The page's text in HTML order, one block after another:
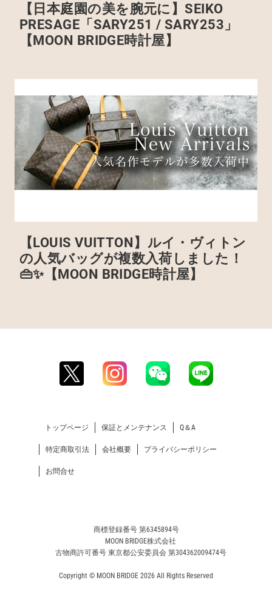
【日本庭園の美を腕元に】SEIKO
PRESAGE「SARY251 / SARY253」
【MOON BRIDGE時計屋】
【LOUIS VUITTON】ルイ・ヴィトン
の人気バッグが複数入荷しました！
👜✨️【MOON BRIDGE時計屋】
トップページ 保証とメンテナンス Q＆A
特定商取引法 会社概要 プライバシーポリシー
お問合せ
商標登録番号 第6345894号
MOON BRIDGE株式会社
古物商許可番号 東京都公安委員会 第304362009474号
Copyright © MOON BRIDGE 2026 All Rights Reserved